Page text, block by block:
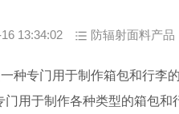
13:34:02 防辐射面料产品
种专门用于制作箱包和行李
用于制作各种类型的箱包